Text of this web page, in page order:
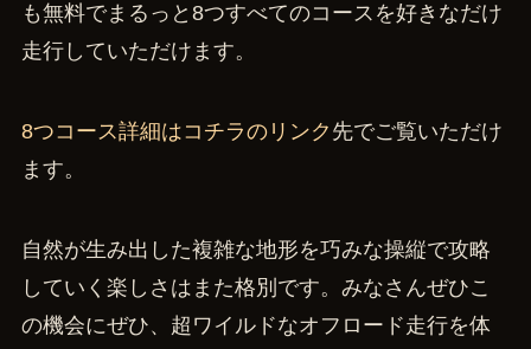
も無料でまるっと8つすべてのコースを好きなだけ
走行していただけます。
8つコース詳細はコチラのリンク 先でご覧いただけ
ます。
自然が生み出した複雑な地形を巧みな操縦で攻略
していく楽しさはまた格別です。みなさんぜひこ
の機会にぜひ、超ワイルドなオフロード走行を体